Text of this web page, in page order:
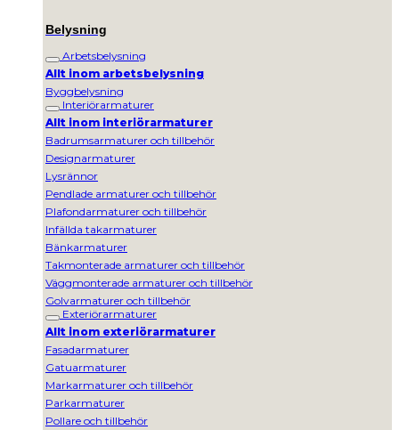
Belysning
Arbetsbelysning
Allt inom arbetsbelysning
Byggbelysning
Interiörarmaturer
Allt inom interiörarmaturer
Badrumsarmaturer och tillbehör
Designarmaturer
Lysrännor
Pendlade armaturer och tillbehör
Plafondarmaturer och tillbehör
Infällda takarmaturer
Bänkarmaturer
Takmonterade armaturer och tillbehör
Väggmonterade armaturer och tillbehör
Golvarmaturer och tillbehör
Exteriörarmaturer
Allt inom exteriörarmaturer
Fasadarmaturer
Gatuarmaturer
Markarmaturer och tillbehör
Parkarmaturer
Pollare och tillbehör